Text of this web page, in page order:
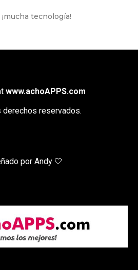
tecnología!
www.achoAPPS.com
derechos reservados.
por Andy 🤍